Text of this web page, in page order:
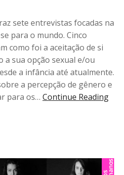
sete entrevistas focadas na
para o mundo. Cinco
como foi a aceitação de si
a sua opção sexual e/ou
a infância até atualmente.
a percepção de gênero e
para os… Continue Reading